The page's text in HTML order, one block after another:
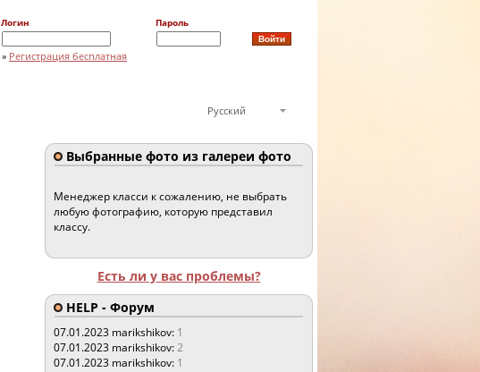
Логин Пароль
» Регистрация бесплатная
Русский
Выбранные фото из галереи фото
Менеджер класси к сожалению, не выбрать
любую фотографию, которую представил
классу.
Есть ли у вас проблемы?
HELP - Форум
07.01.2023 marikshikov: 1
07.01.2023 marikshikov:2
07.01.2023 marikshikov: 1